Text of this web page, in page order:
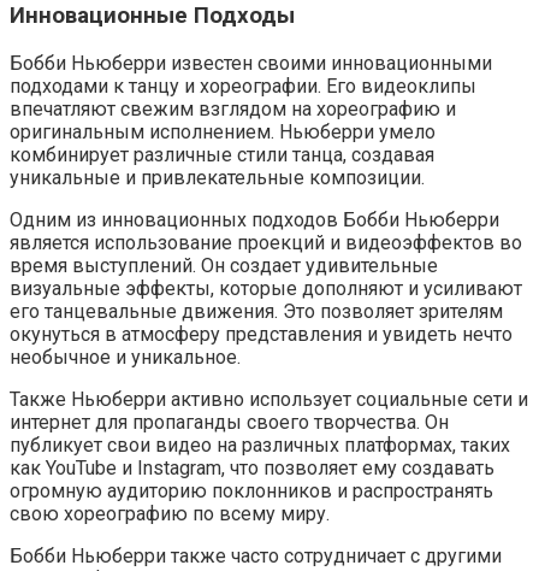
Инновационные Подходы
Бобби Ньюберри известен своими инновационными
подходами к танцу и хореографии. Его видеоклипы
впечатляют свежим взглядом на хореографию и
оригинальным исполнением. Ньюберри умело
комбинирует различные стили танца, создавая
уникальные и привлекательные композиции.
Одним из инновационных подходов Бобби Ньюберри
является использование проекций и видеоэффектов во
время выступлений. Он создает удивительные
визуальные эффекты, которые дополняют и усиливают
его танцевальные движения. Это позволяет зрителям
окунуться в атмосферу представления и увидеть нечто
необычное и уникальное.
Также Ньюберри активно использует социальные сети и
интернет для пропаганды своего творчества. Он
публикует свои видео на различных платформах, таких
как YouTube и Instagram, что позволяет ему создавать
огромную аудиторию поклонников и распространять
свою хореографию по всему миру.
Бобби Ньюберри также часто сотрудничает с другими